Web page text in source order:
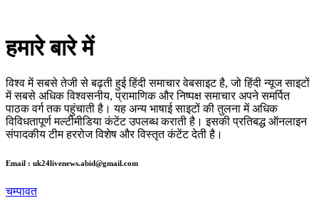
हमारे बारे में
विश्व में सबसे तेजी से बढ़ती हुई हिंदी समाचार वेबसाइट है, जो हिंदी न्यूज साइटों
में सबसे अधिक विश्वसनीय, प्रामाणिक और निष्पक्ष समाचार अपने समर्पित
पाठक वर्ग तक पहुंचाती है। यह अन्य भाषाई साइटों की तुलना में अधिक
विविधतापूर्ण मल्टीमीडिया कंटेंट उपलब्ध कराती है। इसकी प्रतिबद्ध ऑनलाइन
संपादकीय टीम हररोज विशेष और विस्तृत कंटेंट देती है।
Email : uk24livenews.abid@gmail.com
चम्पावत